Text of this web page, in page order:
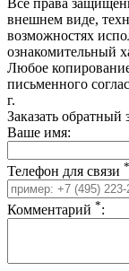
внешнем виде,
возможностях
ознакомительный
Любое
письменного
г.
Заказать обратный
Ваше имя:
Телефон для связи *
Комментарий *: